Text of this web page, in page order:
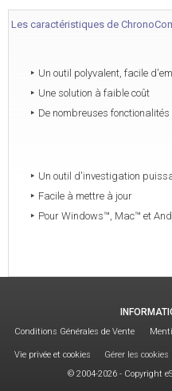
Les caractéristiques de
Un outil polyvalent, facile
Une solution à faible coût
De nombreuses
Un outil d'investigation
Facile à mettre à jour
Pour Windows™, Mac™ et
Conditions Générales de Vente
Vie privée et cookies
Gérer les cookies
© 2004-2026 - Copyright